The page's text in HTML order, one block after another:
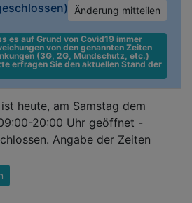
Änderung mitteilen
es auf Grund von Covid19 immer
von den genannten Zeiten
(3G, 2G, Mundschutz, etc.)
erfragen Sie den aktuellen Stand der
heute, am Samstag dem
20:00 Uhr geöffnet -
Angabe der Zeiten